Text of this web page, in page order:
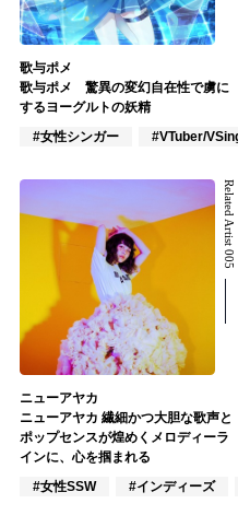
歌与ポメ
歌与ポメ 驚異の変幻自在性で虜に
するヨーグルトの妖精
#女性シンガー
#VTuber/VSinger
Related Artist 005
ニューアヤカ
ニューアヤカ 繊細かつ大胆な歌声と
ポップセンスが煌めくメロディーラ
インに、心を掴まれる
#女性SSW
#インディーズ